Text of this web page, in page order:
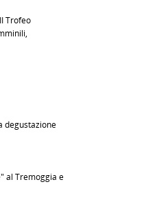
Trofeo
degustazione
al Tremoggia e